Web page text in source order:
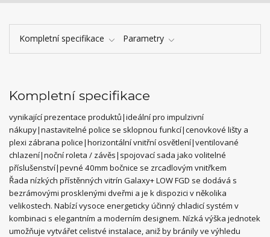
Kompletní specifikace Parametry
Kompletní specifikace
vynikající prezentace produktů|ideální pro impulzivní
nákupy|nastavitelné police se sklopnou funkcí|cenovkové lišty a
plexi zábrana police|horizontální vnitřní osvětlení|ventilované
chlazení|noční roleta / závěs|spojovací sada jako volitelné
příslušenství|pevné 40mm bočnice se zrcadlovým vnitřkem
Řada nízkých přístěnných vitrín Galaxy+ LOW FGD se dodává s
bezrámovými prosklenými dveřmi a je k dispozici v několika
velikostech. Nabízí vysoce energeticky účinný chladicí systém v
kombinaci s elegantním a moderním designem. Nízká výška jednotek
umožňuje vytvářet celistvé instalace, aniž by bránily ve výhledu